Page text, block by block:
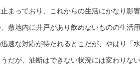
まっており、これからの生活にかなり影
敷地内に井戸があり飲めないものの生活
速な対応が待たれるとこだが、やはり「
だが、油断はできない状況には変わりない